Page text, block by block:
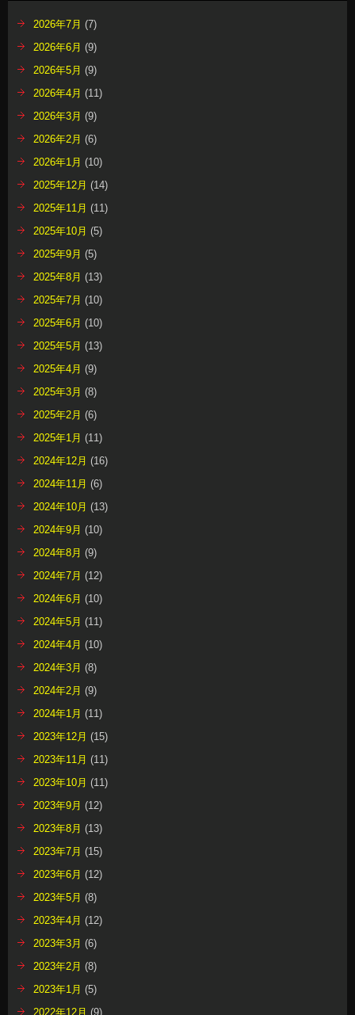
2026年7月 (7)
2026年6月 (9)
2026年5月 (9)
2026年4月 (11)
2026年3月 (9)
2026年2月 (6)
2026年1月 (10)
2025年12月 (14)
2025年11月 (11)
2025年10月 (5)
2025年9月 (5)
2025年8月 (13)
2025年7月 (10)
2025年6月 (10)
2025年5月 (13)
2025年4月 (9)
2025年3月 (8)
2025年2月 (6)
2025年1月 (11)
2024年12月 (16)
2024年11月 (6)
2024年10月 (13)
2024年9月 (10)
2024年8月 (9)
2024年7月 (12)
2024年6月 (10)
2024年5月 (11)
2024年4月 (10)
2024年3月 (8)
2024年2月 (9)
2024年1月 (11)
2023年12月 (15)
2023年11月 (11)
2023年10月 (11)
2023年9月 (12)
2023年8月 (13)
2023年7月 (15)
2023年6月 (12)
2023年5月 (8)
2023年4月 (12)
2023年3月 (6)
2023年2月 (8)
2023年1月 (5)
2022年12月 (9)